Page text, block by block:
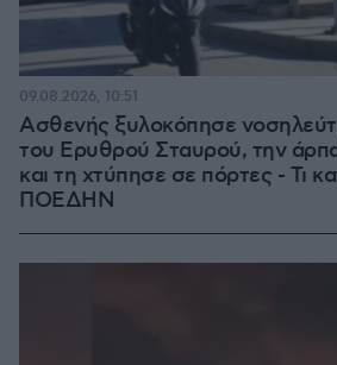
Ασθενής ξυλοκόπησε
του Ερυθρού Σταυρού, την
και τη χτύπησε σε πόρτες - Τι
ΠΟΕΔΗΝ
09.08.2026, 10:51